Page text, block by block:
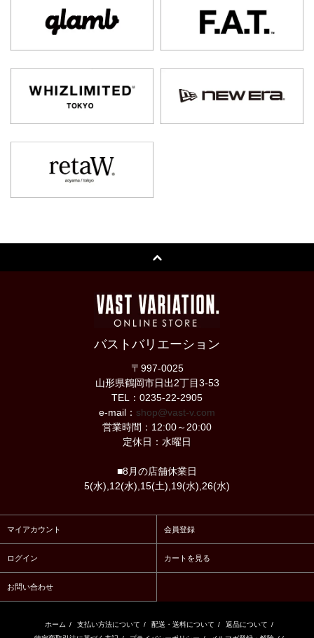
バストバリエーション
〒997-0025
山形県鶴岡市日出2丁目3-53
TEL：0235-22-2905
e-mail： shop@vast-v.com
営業時間：12:00～20:00
定休日：水曜日
■8月の店舗休業日
5(水),12(水),15(土),19(水),26(水)
マイアカウント 会員登録
ログイン カートを見る
お問い合わせ
ホーム / 支払い方法について / 配送・送料について / 返品について /